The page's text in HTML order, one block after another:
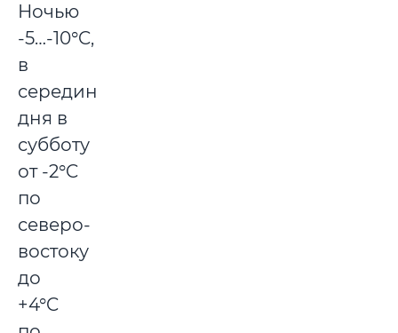
Ночью
-5…-10°C,
в
середине
дня в
субботу
от -2°C
по
северо-
востоку
до
+4°C